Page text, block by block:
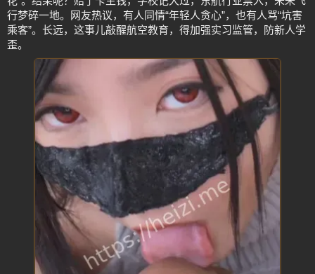
行梦碎一地。网友热议，有人同情“年轻人贪心”，也有人骂“坑害
乘客”。长远，这事儿敲醒航空教育，得加强实习监管，防新人学
歪。